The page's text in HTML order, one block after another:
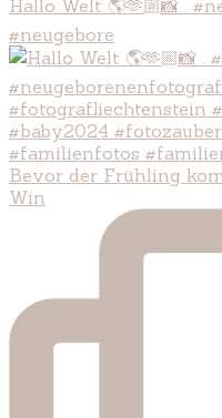
Hallo Welt 🌎🫶🏼📸 .
#neugebore
Bevor der Frühling
Win